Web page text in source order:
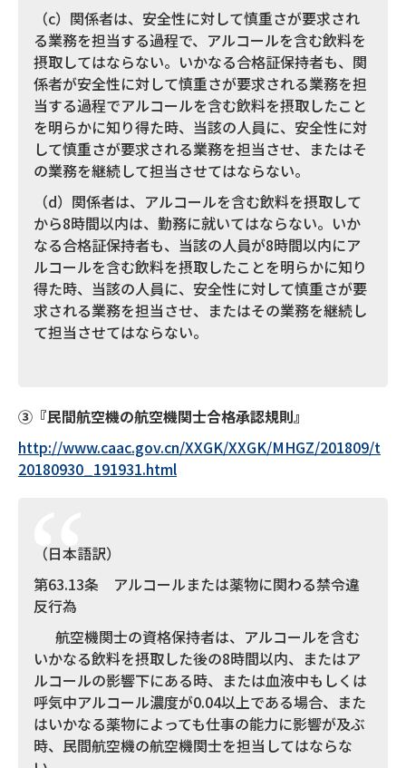
（c）関係者は、安全性に対して慎重さが要求され
る業務を担当する過程で、アルコールを含む飲料を
摂取してはならない。いかなる合格証保持者も、関
係者が安全性に対して慎重さが要求される業務を担
当する過程でアルコールを含む飲料を摂取したこと
を明らかに知り得た時、当該の人員に、安全性に対
して慎重さが要求される業務を担当させ、またはそ
の業務を継続して担当させてはならない。
（d）関係者は、アルコールを含む飲料を摂取して
から8時間以内は、勤務に就いてはならない。いか
なる合格証保持者も、当該の人員が8時間以内にア
ルコールを含む飲料を摂取したことを明らかに知り
得た時、当該の人員に、安全性に対して慎重さが要
求される業務を担当させ、またはその業務を継続し
て担当させてはならない。
③『民間航空機の航空機関士合格承認規則』
http://www.caac.gov.cn/XXGK/XXGK/MHGZ/201809/t
20180930_191931.html
（日本語訳）
第63.13条 アルコールまたは薬物に関わる禁令違
反行為
航空機関士の資格保持者は、アルコールを含む
いかなる飲料を摂取した後の8時間以内、またはア
ルコールの影響下にある時、または血液中もしくは
呼気中アルコール濃度が0.04以上である場合、また
はいかなる薬物によっても仕事の能力に影響が及ぶ
時、民間航空機の航空機関士を担当してはならな